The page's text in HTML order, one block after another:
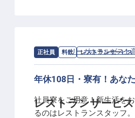
正社員 料飲 レストランサービス
レストランサービス
求人情報：リーガホテルゼスト
年休108日・寮有！あな
社員寮をご用意！新生活を
るのはレストランスタッフ